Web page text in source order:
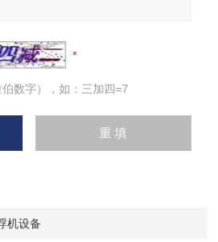
数字），如：三加四=7
机设备